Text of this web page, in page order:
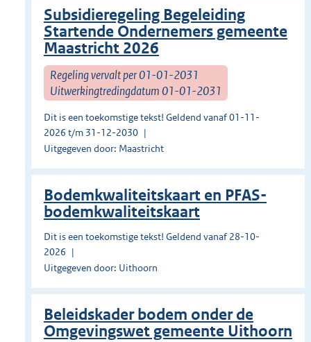
Subsidieregeling Begeleiding
Startende Ondernemers gemeente
Maastricht 2026
Regeling vervalt per 01-01-2031
Uitwerkingtredingdatum 01-01-2031
Dit is een toekomstige tekst! Geldend vanaf 01-11-
2026 t/m 31-12-2030
Uitgegeven door: Maastricht
Bodemkwaliteitskaart en PFAS-
bodemkwaliteitskaart
Dit is een toekomstige tekst! Geldend vanaf 28-10-
2026
Uitgegeven door: Uithoorn
Beleidskader bodem onder de
Omgevingswet gemeente Uithoorn